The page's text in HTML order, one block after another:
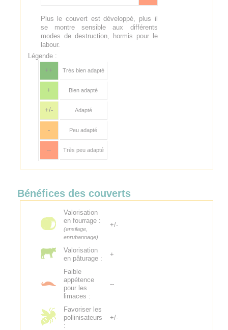
Plus le couvert est développé, plus il
se montre sensible aux différents
modes de destruction, hormis pour le
labour.
Légende :
++
Très bien adapté
+ Bien adapté
+/- Adapté
- Peu adapté
-- Très peu adapté
Bénéfices des couverts
Valorisation
en fourrage :
(ensilage,
enrubannage)
+/-
Valorisation
en pâturage :
+
Faible
appétence
pour les
limaces :
--
Favoriser les
pollinisateurs
:
+/-